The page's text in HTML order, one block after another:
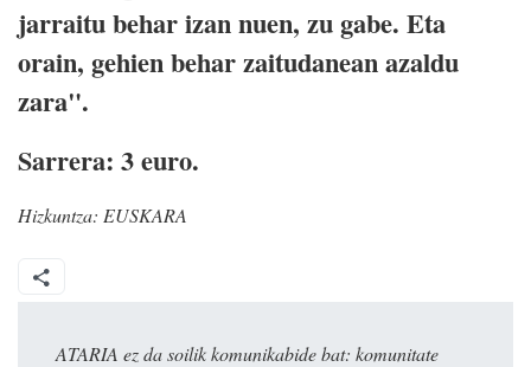
jarraitu behar izan nuen, zu gabe. Eta
orain, gehien behar zaitudanean azaldu
zara".
Sarrera: 3 euro.
Hizkuntza: EUSKARA
ATARIA ez da soilik komunikabide bat: komunitate